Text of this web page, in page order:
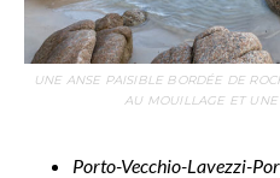
UNE ANSE PAISIBLE BORDÉE DE
AU MOUILLAGE ET UNE
Porto-Vecchio-Lavezzi-